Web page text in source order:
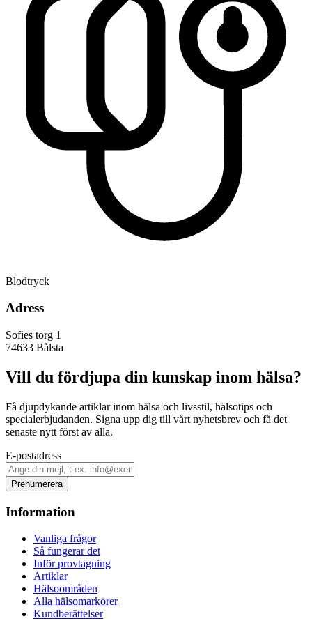
Blodtryck
Adress
Sofies torg 1
74633 Bålsta
Vill du fördjupa din kunskap inom hälsa?
Få djupdykande artiklar inom hälsa och livsstil, hälsotips och
specialerbjudanden. Signa upp dig till vårt nyhetsbrev och få det
senaste nytt först av alla.
E-postadress
Prenumerera
Information
Vanliga frågor
Så fungerar det
Inför provtagning
Artiklar
Hälsoområden
Alla hälsomarkörer
Kundberättelser